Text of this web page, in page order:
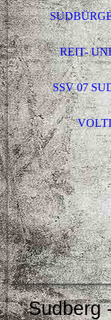
REIT-
SSV 07
Sudberg